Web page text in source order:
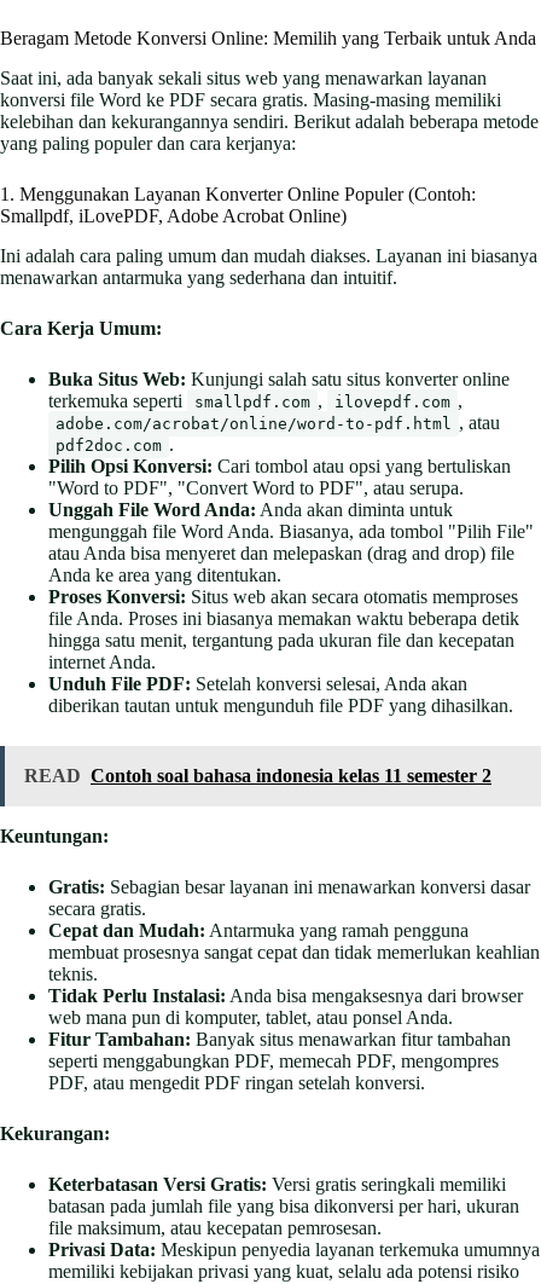
Beragam Metode Konversi Online: Memilih yang Terbaik untuk Anda
Saat ini, ada banyak sekali situs web yang menawarkan layanan
konversi file Word ke PDF secara gratis. Masing-masing memiliki
kelebihan dan kekurangannya sendiri. Berikut adalah beberapa metode
yang paling populer dan cara kerjanya:
1. Menggunakan Layanan Konverter Online Populer (Contoh:
Smallpdf, iLovePDF, Adobe Acrobat Online)
Ini adalah cara paling umum dan mudah diakses. Layanan ini biasanya
menawarkan antarmuka yang sederhana dan intuitif.
Cara Kerja Umum:
Buka Situs Web: Kunjungi salah satu situs konverter online
terkemuka seperti
smallpdf.com , ilovepdf.com ,
adobe.com/acrobat/online/word-to-pdf.html , atau
pdf2doc.com .
Pilih Opsi Konversi: Cari tombol atau opsi yang bertuliskan
"Word to PDF", "Convert Word to PDF", atau serupa.
Unggah File Word Anda: Anda akan diminta untuk
mengunggah file Word Anda. Biasanya, ada tombol "Pilih File"
atau Anda bisa menyeret dan melepaskan (drag and drop) file
Anda ke area yang ditentukan.
Proses Konversi: Situs web akan secara otomatis memproses
file Anda. Proses ini biasanya memakan waktu beberapa detik
hingga satu menit, tergantung pada ukuran file dan kecepatan
internet Anda.
Unduh File PDF: Setelah konversi selesai, Anda akan
diberikan tautan untuk mengunduh file PDF yang dihasilkan.
READ Contoh soal bahasa indonesia kelas 11 semester 2
Keuntungan:
Gratis: Sebagian besar layanan ini menawarkan konversi dasar
secara gratis.
Cepat dan Mudah: Antarmuka yang ramah pengguna
membuat prosesnya sangat cepat dan tidak memerlukan keahlian
teknis.
Tidak Perlu Instalasi: Anda bisa mengaksesnya dari browser
web mana pun di komputer, tablet, atau ponsel Anda.
Fitur Tambahan: Banyak situs menawarkan fitur tambahan
seperti menggabungkan PDF, memecah PDF, mengompres
PDF, atau mengedit PDF ringan setelah konversi.
Kekurangan:
Keterbatasan Versi Gratis: Versi gratis seringkali memiliki
batasan pada jumlah file yang bisa dikonversi per hari, ukuran
file maksimum, atau kecepatan pemrosesan.
Privasi Data: Meskipun penyedia layanan terkemuka umumnya
memiliki kebijakan privasi yang kuat, selalu ada potensi risiko